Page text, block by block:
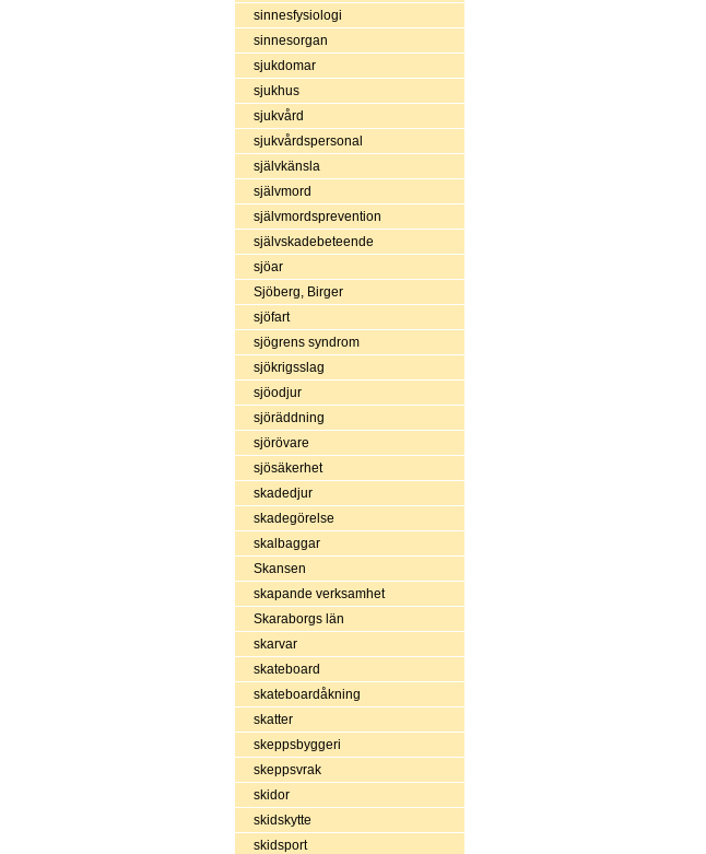
sinnesfysiologi
sinnesorgan
sjukdomar
sjukhus
sjukvård
sjukvårdspersonal
självkänsla
självmord
självmordsprevention
självskadebeteende
sjöar
Sjöberg, Birger
sjöfart
sjögrens syndrom
sjökrigsslag
sjöodjur
sjöräddning
sjörövare
sjösäkerhet
skadedjur
skadegörelse
skalbaggar
Skansen
skapande verksamhet
Skaraborgs län
skarvar
skateboard
skateboardåkning
skatter
skeppsbyggeri
skeppsvrak
skidor
skidskytte
skidsport